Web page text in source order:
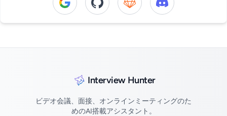
Continue with Google
Continue with GitHub
Continue with GitLab
Continue with
Interview Hunter
ビデオ会議、面接、オンラインミーティングのた
めのAI搭載アシスタント。